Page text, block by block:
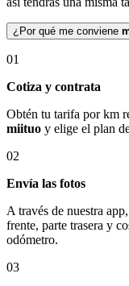
¿Por qué me conviene
01
Cotiza y contrata
Obtén tu tarifa por km
miituo y elige el plan
02
Envía las fotos
A través de nuestra
frente, parte trasera y
odómetro.
03